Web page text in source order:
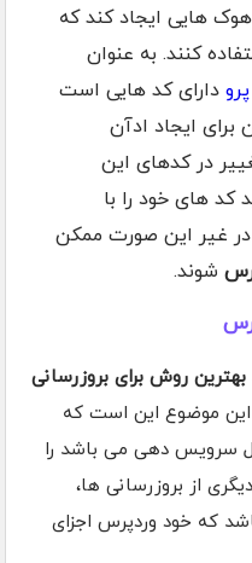
هایی ایجاد کند که
کنند. به عنوان
دارای کد هایی است
ایجاد ادآن
در کدهای این
کد های خود را با
در غیر این صورت ممکن
شوند.
بهترین روش برای بروزرسانی
موضوع این است که
سرویس دهی می باشد را
از بروزرسانی ها،
که خود وردپرس اجزای